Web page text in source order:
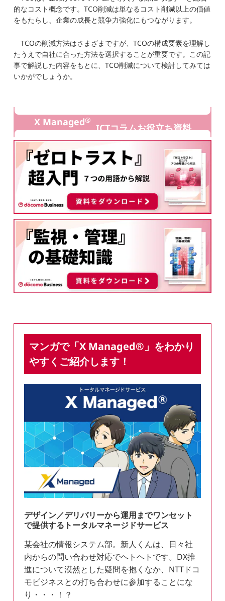
的なコスト概念です。TCO削減は単なるコスト削減以上の価値
をもたらし、企業の成長と競争力強化にもつながります。
TCOの削減方法はさまざまですが、TCOの構成要素を理解し
たうえで自社に合った方法を選択することが重要です。この記
事で解説した内容をもとに、TCO削減について検討してみては
いかがでしょうか。
X Managed®
ICTコラムお役立ち資料
マンガで「X Managed®」をわかり
やすくご紹介します！
デザイン／デリバリーから運用までワンセット
で提供するトータルマネージドサービス
某会社の情報システム部。新人くんは、日々社
内からの問い合わせ対応でヘトヘトです。DX推
進について漠然とした疑問を抱くなか、NTTドコ
モビジネスとの打ち合わせに参加することにな
り・・・！？